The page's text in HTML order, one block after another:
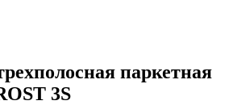
паркетная
3S